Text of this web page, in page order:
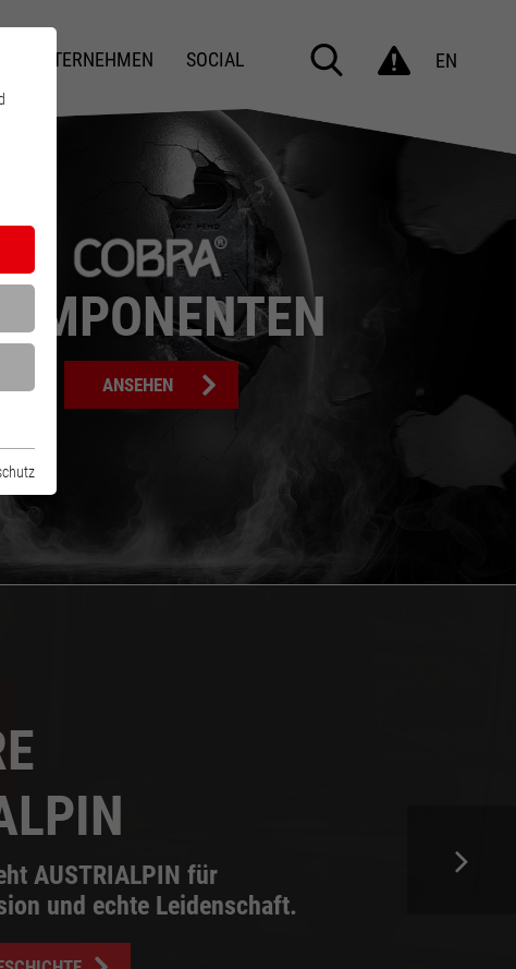
UNTERNEHMEN SOCIAL EN
ANSEHEN
AUSTRIALPIN für
und echte Leidenschaft.